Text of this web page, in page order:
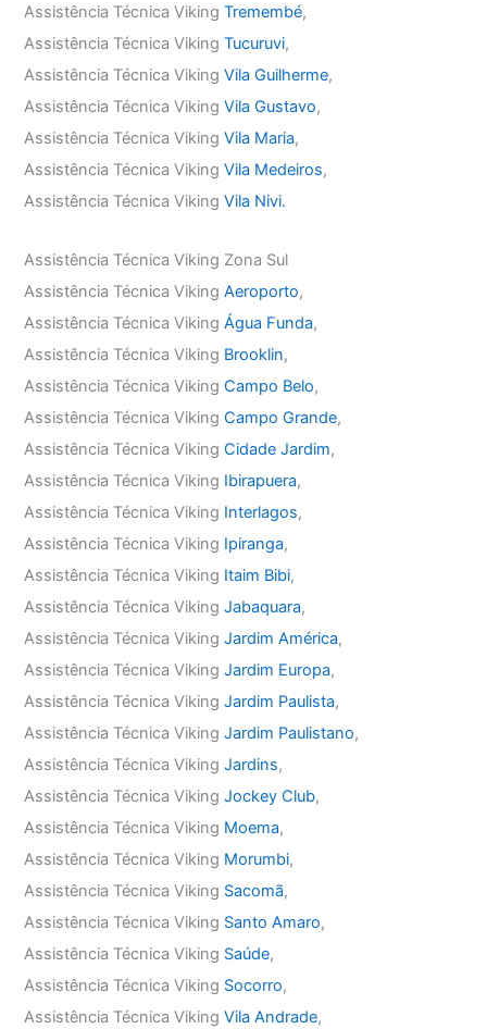
Assistência Técnica VikingTremembé,
Assistência Técnica VikingTucuruvi,
Assistência Técnica VikingVila Guilherme,
Assistência Técnica VikingVila Gustavo,
Assistência Técnica VikingVila Maria,
Assistência Técnica VikingVila Medeiros,
Assistência Técnica VikingVila Nivi.
Assistência Técnica Viking Zona Sul
Assistência Técnica VikingAeroporto,
Assistência Técnica VikingÁgua Funda,
Assistência Técnica Viking Brooklin,
Assistência Técnica VikingCampo Belo,
Assistência Técnica VikingCampo Grande,
Assistência Técnica VikingCidade Jardim,
Assistência Técnica Viking Ibirapuera,
Assistência Técnica Viking Interlagos,
Assistência Técnica Viking Ipiranga,
Assistência Técnica Viking Itaim Bibi,
Assistência Técnica VikingJabaquara,
Assistência Técnica VikingJardim América,
Assistência Técnica VikingJardim Europa,
Assistência Técnica VikingJardim Paulista,
Assistência Técnica VikingJardim Paulistano,
Assistência Técnica VikingJardins,
Assistência Técnica VikingJockey Club,
Assistência Técnica Viking Moema,
Assistência Técnica Viking Morumbi,
Assistência Técnica Viking Sacomã,
Assistência Técnica Viking Santo Amaro,
Assistência Técnica Viking Saúde,
Assistência Técnica Viking Socorro,
Assistência Técnica VikingVila Andrade,